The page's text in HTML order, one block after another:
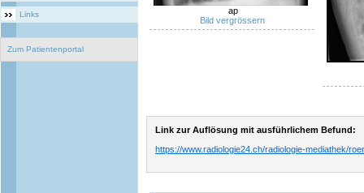
Links
Zum Patientenportal
ap
Bild vergrössern
Link zur Auflösung mit ausführlichem Befund:
https://www.radiologie24.ch/radiologie-mediathek/